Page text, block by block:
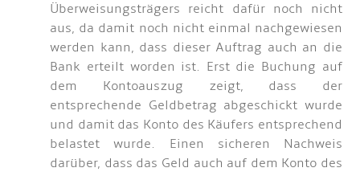
Überweisungsträgers reicht dafür noch nicht
aus, da damit noch nicht einmal nachgewiesen
werden kann, dass dieser Auftrag auch an die
Bank erteilt worden ist. Erst die Buchung auf
dem Kontoauszug zeigt, dass der
entsprechende Geldbetrag abgeschickt wurde
und damit das Konto des Käufers entsprechend
belastet wurde. Einen sicheren Nachweis
darüber, dass das Geld auch auf dem Konto des